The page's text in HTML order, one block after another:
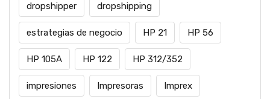
dropshipper dropshipping
estrategias de negocio HP 21 HP 56
HP 105A HP 122 HP 312/352
impresiones Impresoras Imprex